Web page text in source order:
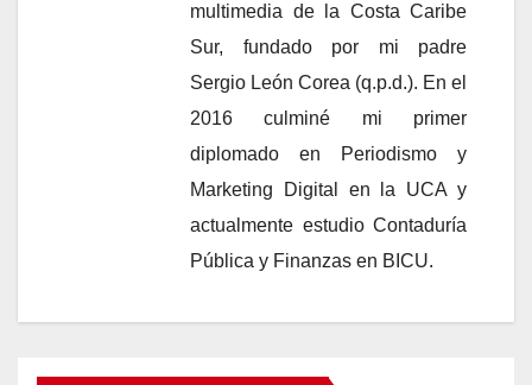
multimedia de la Costa Caribe
Sur, fundado por mi padre
Sergio León Corea (q.p.d.). En el
2016 culminé mi primer
diplomado en Periodismo y
Marketing Digital en la UCA y
actualmente estudio Contaduría
Pública y Finanzas en BICU.